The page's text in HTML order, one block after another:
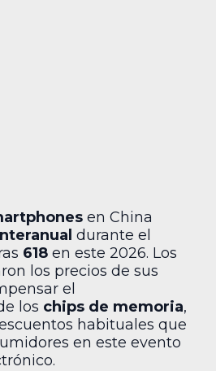
en China
durante el
618 en este 2026. Los
los precios de sus
el
los chips de memoria,
habituales que
en este evento